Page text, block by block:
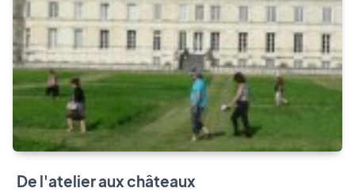
De l'atelier aux châteaux